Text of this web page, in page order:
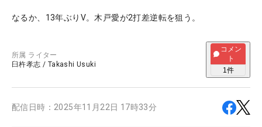
なるか、13年ぶりV。木戸愛が2打差逆転を狙う。
所属 ライター
臼杵孝志 / Takashi Usuki
コメン
ト
1件
配信日時： 2025年11月22日 17時33分